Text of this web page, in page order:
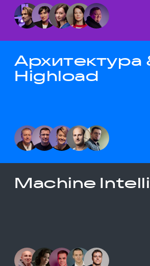
Архитектура
Highload
Machine